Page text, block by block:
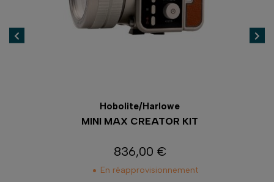
Hobolite/Harlowe
MINI MAX CREATOR KIT
836,00 €
En réapprovisionnement